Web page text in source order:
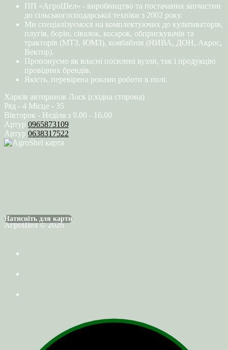
ПП «АгроШел» - виробництво та постачання запчастин
до сільськогосподарської техніки з 2002 року.
Ми спеціалізуємося на комплектуючих до культиваторів,
плугів, борін, сівалок, косарок, обприскувачів та
тракторів (МТЗ, ЮМЗ), комбайнів (НИВА, ДОН, Акрос,
Вектор).
Пропонуємо як власні посилені вузли, так і продукцію
провідних брендів.
Якість, перевірена роками роботи в полі.
Харків авторинок Лоск (східна сторона)
Ряд - 4 Місце - 35
Вівторок - Неділя з 9.00 - 16.00
Артур 0965873109
Артур 0638317522
Натисніть для карти
АгроШел © 2026